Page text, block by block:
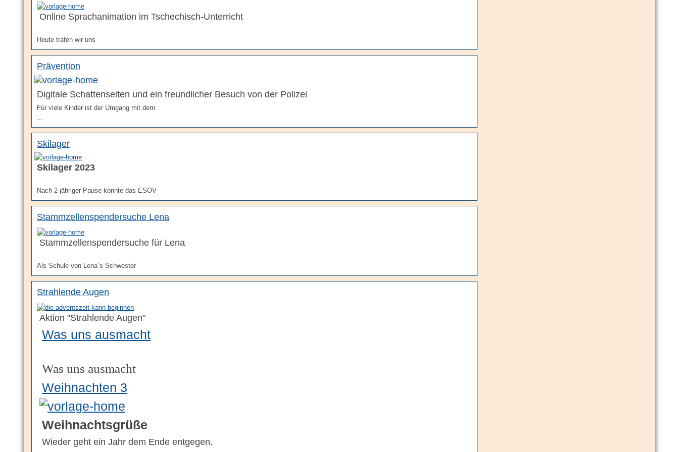
Online Sprachanimation im Tschechisch-Unterricht
Heute trafen wir uns
Prävention
Digitale Schattenseiten und ein freundlicher Besuch von der Polizei
Für viele Kinder ist der Umgang mit dem
...
Skilager
Skilager 2023
Nach 2-jähriger Pause konnte das ESOV
Stammzellenspendersuche Lena
Stammzellenspendersuche für Lena
Als Schule von Lena`s Schwester
Strahlende Augen
Aktion "Strahlende Augen"
Was uns ausmacht
Was uns ausmacht
Weihnachten 3
Weihnachtsgrüße
Wieder geht ein Jahr dem Ende entgegen.